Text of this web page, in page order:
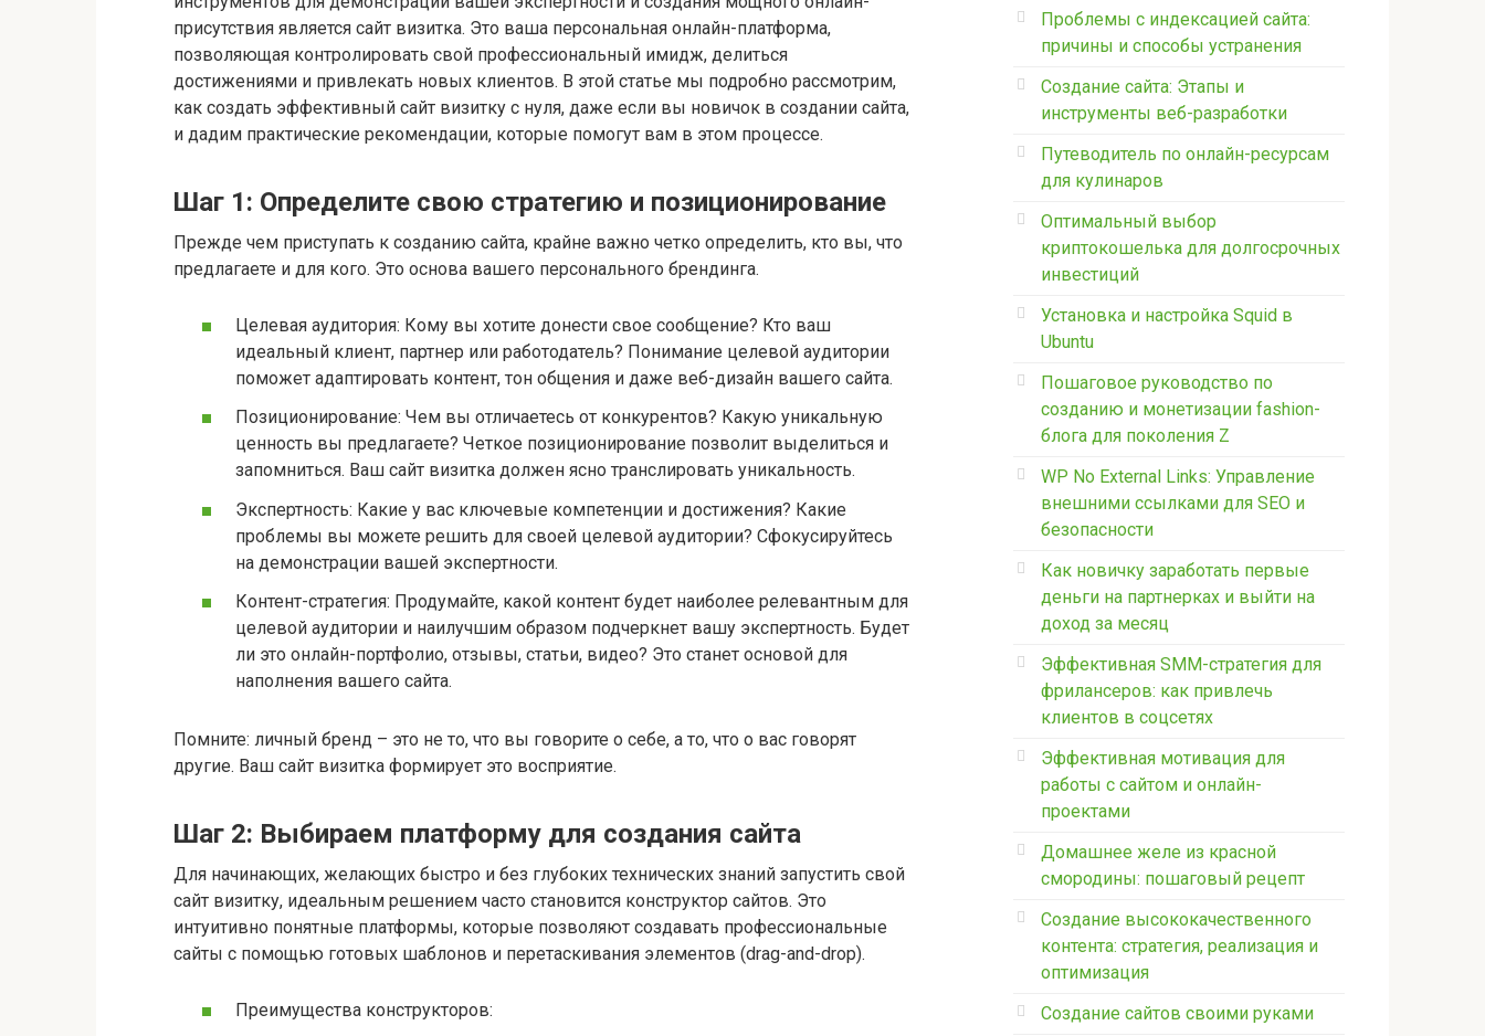
присутствия является сайт визитка. Это ваша персональная онлайн-платформа,
позволяющая контролировать свой профессиональный имидж, делиться
достижениями и привлекать новых клиентов. В этой статье мы подробно рассмотрим,
как создать эффективный сайт визитку с нуля, даже если вы новичок в создании сайта,
и дадим практические рекомендации, которые помогут вам в этом процессе.
Шаг 1: Определите свою стратегию и позиционирование
Прежде чем приступать к созданию сайта, крайне важно четко определить, кто вы, что
предлагаете и для кого. Это основа вашего персонального брендинга.
Целевая аудитория: Кому вы хотите донести свое сообщение? Кто ваш
идеальный клиент, партнер или работодатель? Понимание целевой аудитории
поможет адаптировать контент, тон общения и даже веб-дизайн вашего сайта.
Позиционирование: Чем вы отличаетесь от конкурентов? Какую уникальную
ценность вы предлагаете? Четкое позиционирование позволит выделиться и
запомниться. Ваш сайт визитка должен ясно транслировать уникальность.
Экспертность: Какие у вас ключевые компетенции и достижения? Какие
проблемы вы можете решить для своей целевой аудитории? Сфокусируйтесь
на демонстрации вашей экспертности.
Контент-стратегия: Продумайте, какой контент будет наиболее релевантным для
целевой аудитории и наилучшим образом подчеркнет вашу экспертность. Будет
ли это онлайн-портфолио, отзывы, статьи, видео? Это станет основой для
наполнения вашего сайта.
Помните: личный бренд – это не то, что вы говорите о себе, а то, что о вас говорят
другие. Ваш сайт визитка формирует это восприятие.
Шаг 2: Выбираем платформу для создания сайта
Для начинающих, желающих быстро и без глубоких технических знаний запустить свой
сайт визитку, идеальным решением часто становится конструктор сайтов. Это
интуитивно понятные платформы, которые позволяют создавать профессиональные
сайты с помощью готовых шаблонов и перетаскивания элементов (drag-and-drop).
Преимущества конструкторов:
Проблемы с индексацией сайта:
причины и способы устранения
Создание сайта: Этапы и
инструменты веб-разработки
Путеводитель по онлайн-ресурсам
для кулинаров
Оптимальный выбор
криптокошелька для долгосрочных
инвестиций
Установка и настройка Squid в
Ubuntu
Пошаговое руководство по
созданию и монетизации fashion-
блога для поколения Z
WP No External Links: Управление
внешними ссылками для SEO и
безопасности
Как новичку заработать первые
деньги на партнерках и выйти на
доход за месяц
Эффективная SMM-стратегия для
фрилансеров: как привлечь
клиентов в соцсетях
Эффективная мотивация для
работы с сайтом и онлайн-
проектами
Домашнее желе из красной
смородины: пошаговый рецепт
Создание высококачественного
контента: стратегия, реализация и
оптимизация
Создание сайтов своими руками